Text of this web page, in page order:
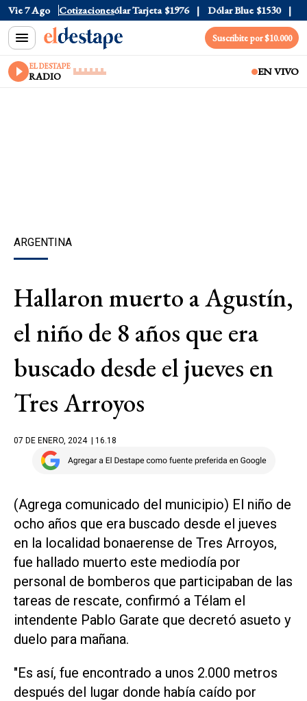
Vie 7 Ago Cotizaciones
Oficial $1520 Dólar Tarjeta $1976 Dólar Blue $1530
Suscribite por $10.000
EL DESTAPE
RADIO EN VIVO
ARGENTINA
Hallaron muerto a Agustín,
el niño de 8 años que era
buscado desde el jueves en
Tres Arroyos
07 DE ENERO, 2024 | 16.18
(Agrega comunicado del municipio) El niño de
ocho años que era buscado desde el jueves
en la localidad bonaerense de Tres Arroyos,
fue hallado muerto este mediodía por
personal de bomberos que participaban de las
tareas de rescate, confirmó a Télam el
intendente Pablo Garate que decretó asueto y
duelo para mañana.
"Es así, fue encontrado a unos 2.000 metros
después del lugar donde había caído por